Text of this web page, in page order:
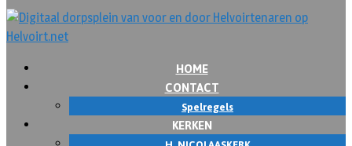
HOME
CONTACT
Spelregels
KERKEN